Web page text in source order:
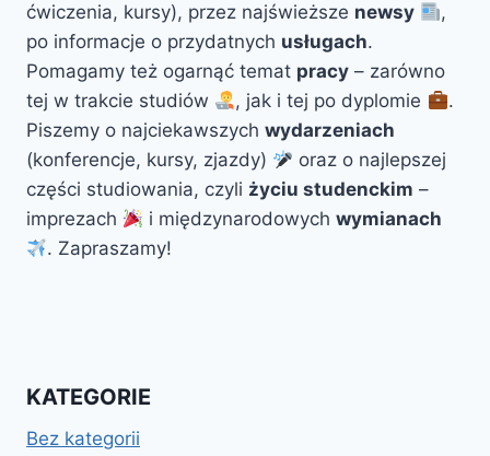
ćwiczenia, kursy), przez najświeższe newsy
,
po informacje o przydatnych usługach.
Pomagamy też ogarnąć temat pracy – zarówno
tej w trakcie studiów
, jak i tej po dyplomie
.
Piszemy o najciekawszych wydarzeniach
(konferencje, kursy, zjazdy)
oraz o najlepszej
części studiowania, czyli życiu studenckim –
imprezach
i międzynarodowychwymianach
. Zapraszamy!
KATEGORIE
Bez kategorii